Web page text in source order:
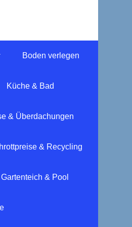
Boden verlegen
Küche & Bad
& Überdachungen
& Recycling
Gartenteich & Pool